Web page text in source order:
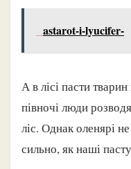
astarot-i-lyucifer-
А в лісі пасти
півночі люди
ліс. Однак оленярі
сильно, як наші